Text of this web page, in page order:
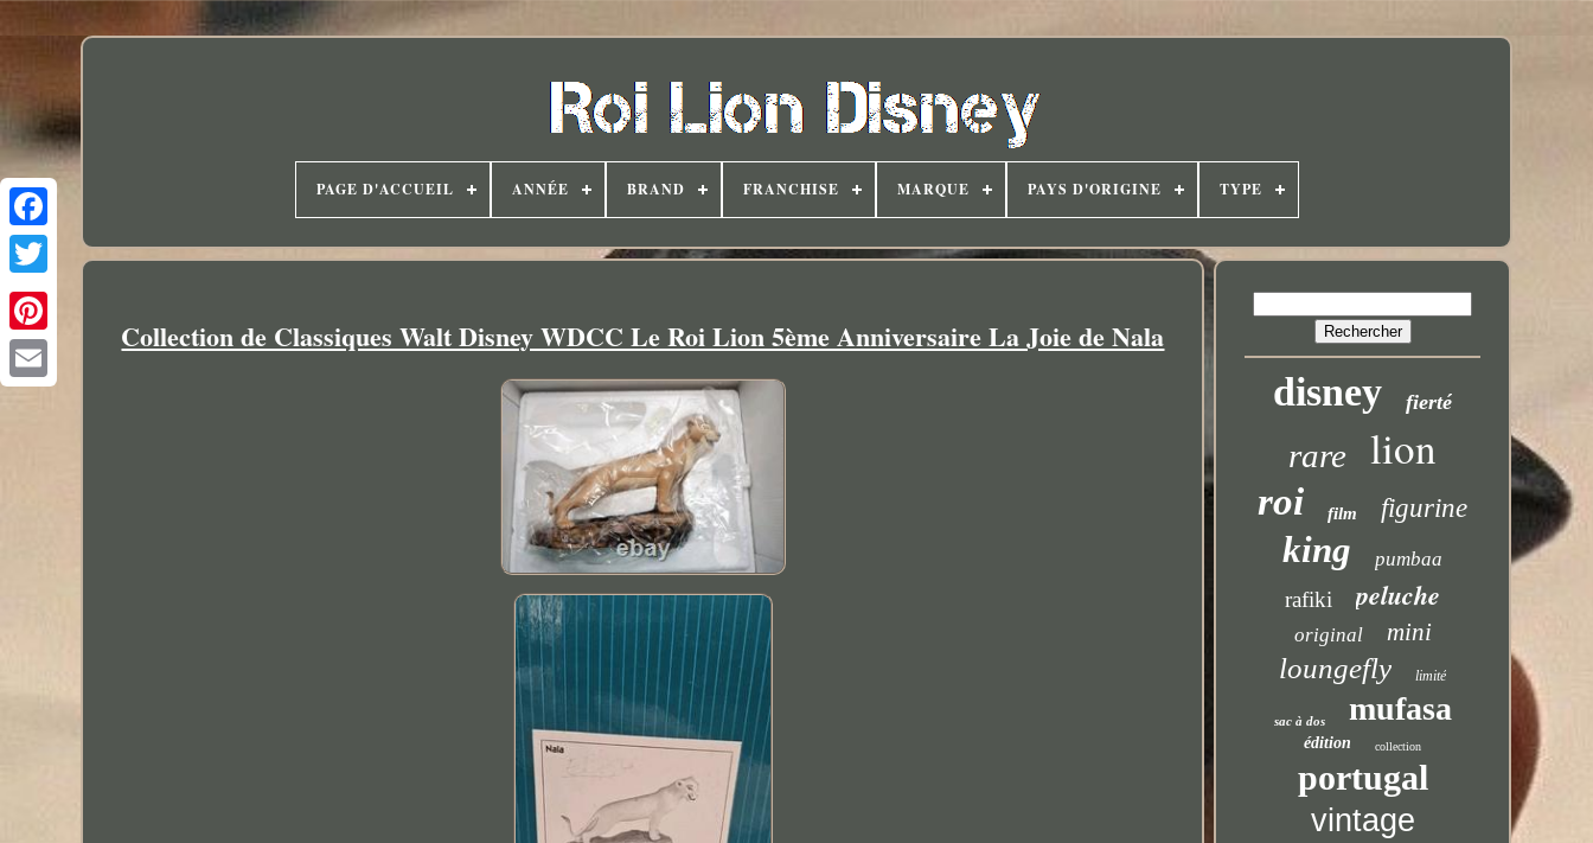
PAGE D'ACCUEIL ANNÉE BRAND FRANCHISE MARQUE PAYS D'ORIGINE TYPE
Collection de Classiques Walt Disney WDCC Le Roi Lion 5ème Anniversaire La Joie de Nala
disney fierté
rare lion
roi film figurine
king pumbaa
rafiki peluche
original mini
loungefly limité
sac à dos mufasa
édition collection
portugal
vintage